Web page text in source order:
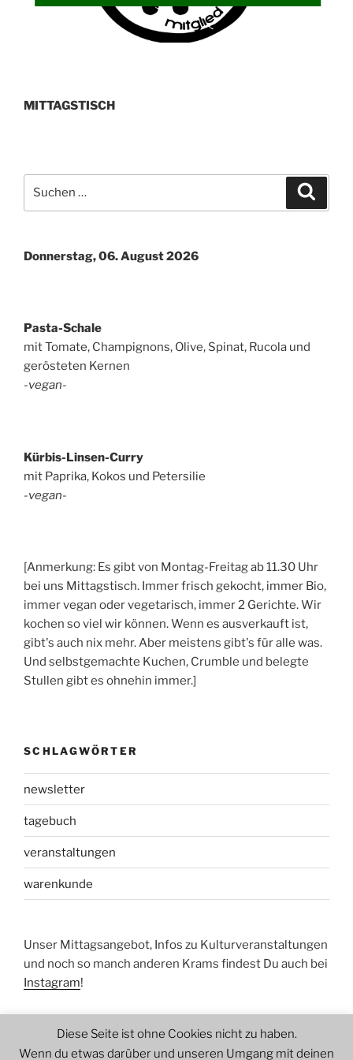
MITTAGSTISCH
nach:
Donnerstag, 06. August 2026
Pasta-Schale
mit Tomate, Champignons, Olive, Spinat, Rucola und
gerösteten Kernen
-vegan-
Kürbis-Linsen-Curry
mit Paprika, Kokos und Petersilie
-vegan-
[Anmerkung: Es gibt von Montag-Freitag ab 11.30 Uhr
bei uns Mittagstisch. Immer frisch gekocht, immer Bio,
immer vegan oder vegetarisch, immer 2 Gerichte. Wir
kochen so viel wir können. Wenn es ausverkauft ist,
gibt's auch nix mehr. Aber meistens gibt's für alle was.
Und selbstgemachte Kuchen, Crumble und belegte
Stullen gibt es ohnehin immer.]
SCHLAGWÖRTER
newsletter
tagebuch
veranstaltungen
warenkunde
Unser Mittagsangebot, Infos zu Kulturveranstaltungen
und noch so manch anderen Krams findest Du auch bei
Instagram!
Diese Seite ist ohne Cookies nicht zu haben.
Wenn du etwas darüber und unseren Umgang mit deinen